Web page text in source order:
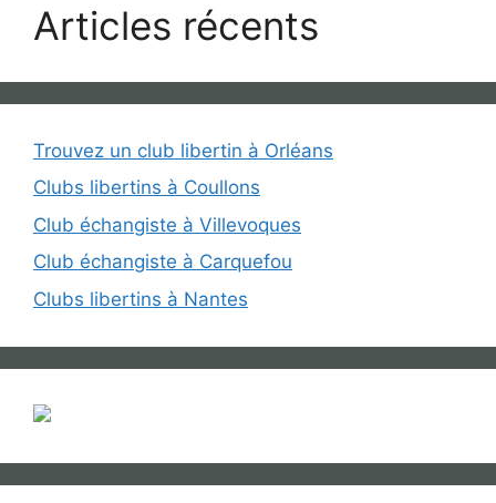
Articles récents
Trouvez un club libertin à Orléans
Clubs libertins à Coullons
Club échangiste à Villevoques
Club échangiste à Carquefou
Clubs libertins à Nantes